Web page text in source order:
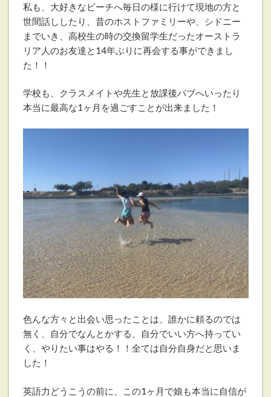
私も、大好きなビーチへ毎日の様に行けて現地の方と
世間話ししたり、昔のホストファミリーや、シドニー
までいき、高校生の時の交換留学生だったオーストラ
リア人のお友達と14年ぶりに再会する事ができまし
た！！
学校も、クラスメイトや先生と放課後パブへいったり
本当に最高な1ヶ月を過ごすことが出来ました！
色んな方々と出会い思ったことは、誰かに頼るのでは
無く、自分でなんとかする、自分でいい方へ持ってい
く、やりたい事はやる！！全ては自分自身だと思いま
した！
英語力どうこうの前に、この1ヶ月で娘も本当に自信が